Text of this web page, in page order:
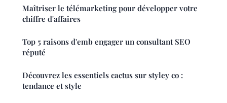
Maîtriser le télémarketing pour développer votre
chiffre d'affaires
Top 5 raisons d'emb engager un consultant SEO
réputé
Découvrez les essentiels cactus sur styley co :
tendance et style